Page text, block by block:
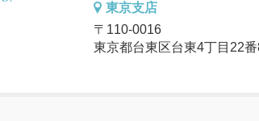
東京支店
〒110-0016
東京都台東区台東4丁目22